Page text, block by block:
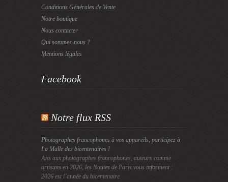
Conditions Générales de Vente
Notre boutique
Nous contacter
Qui sommes-nous ?
Mentions légales
Facebook
Notre flux RSS
Photographes francophones à vos appareils, participez à
La Malle des bicentenaires !
Avis aux photographes francophones, auteurs comme
artisans en 2026, les Nautes de Paris vous informent :
2026 est l’année du bicentenaire